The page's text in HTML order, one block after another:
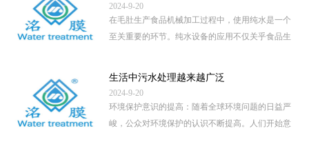
2024-9-20
在毛肚生产食品机械加工过程中，使用纯水是一个
至关重要的环节。纯水设备的应用不仅关乎食品生
生活中污水处理越来越广泛
2024-9-20
环境保护意识的提高：随着全球环境问题的日益严
峻，公众对环境保护的认识不断提高。人们开始意